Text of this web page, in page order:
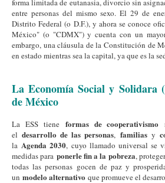
forma limitada de eutanasia, divorcio sin
entre personas del mismo sexo. El 29 de
Distrito Federal (o D.F.), y ahora se conoce
México" (o "CDMX") y cuenta con un
embargo, una cláusula de la Constitución de
en estado mientras sea la capital, ya que es la
La Economía Social y Solidara
de México
La ESS tiene formas de cooperativismo
eldesarrollo de las personas, familiasy
laAgenda 2030, cuyo llamado universal se
medidas para ponerle fin a la pobreza,
todas las personas gocen de paz y
un modelo alternativo que promueve el